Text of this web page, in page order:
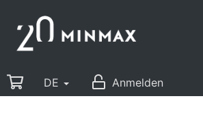
DE Anmelden